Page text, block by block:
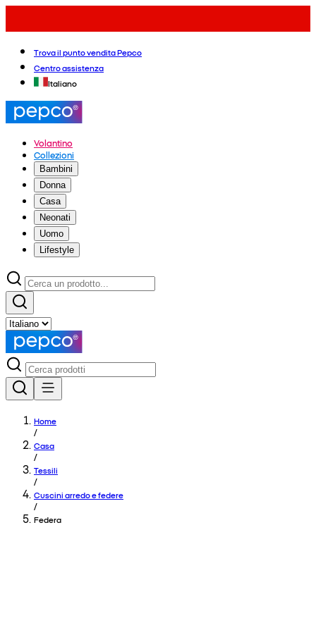
Trova il punto vendita Pepco
Centro assistenza
Italiano
Volantino
Collezioni
Bambini
Donna
Casa
Neonati
Uomo
Lifestyle
Home
/
Casa
/
Tessili
/
Cuscini arredo e federe
/
Federa